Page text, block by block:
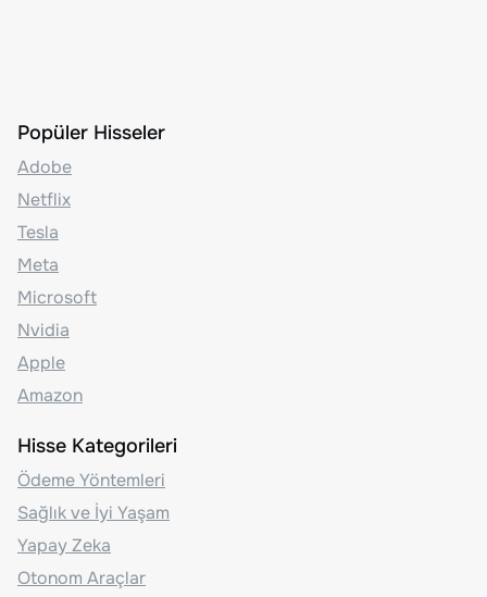
Popüler Hisseler
Adobe
Netflix
Tesla
Meta
Microsoft
Nvidia
Apple
Amazon
Hisse Kategorileri
Ödeme Yöntemleri
Sağlık ve İyi Yaşam
Yapay Zeka
Otonom Araçlar